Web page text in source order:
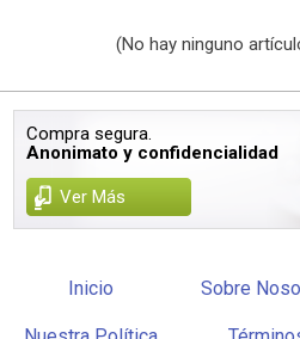
(No hay ninguno
Compra segura.
Anonimato y confidencialidad
Ver Más
Inicio Sobre